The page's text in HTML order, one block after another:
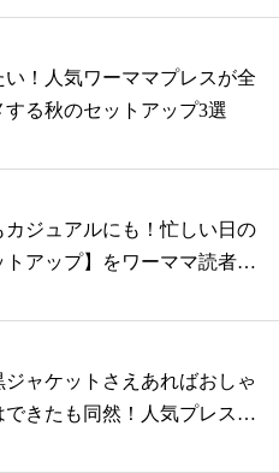
い！人気ワーママプレスが全
する秋のセットアップ3選
カジュアルにも！忙しい日の
アップ】をワーママ読者が
ャケットさえあればおしゃ
きたも同然！人気プレス・